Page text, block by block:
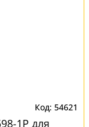
54621
1P для